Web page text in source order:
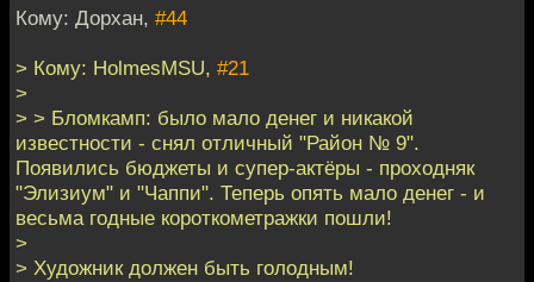
Кому: Дорхан, #44
> Кому: HolmesMSU, #21
>
> > Бломкамп: было мало денег и никакой
известности - снял отличный "Район № 9".
Появились бюджеты и супер-актёры - проходняк
"Элизиум" и "Чаппи". Теперь опять мало денег - и
весьма годные короткометражки пошли!
>
> Художник должен быть голодным!